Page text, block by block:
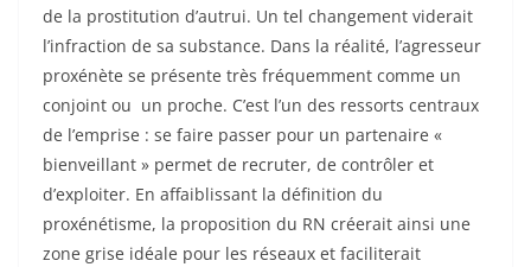
de la prostitution d’autrui. Un tel changement viderait
l’infraction de sa substance. Dans la réalité, l’agresseur
proxénète se présente très fréquemment comme un
conjoint ou un proche. C’est l’un des ressorts centraux
de l’emprise : se faire passer pour un partenaire «
bienveillant » permet de recruter, de contrôler et
d’exploiter. En affaiblissant la définition du
proxénétisme, la proposition du RN créerait ainsi une
zone grise idéale pour les réseaux et faciliterait